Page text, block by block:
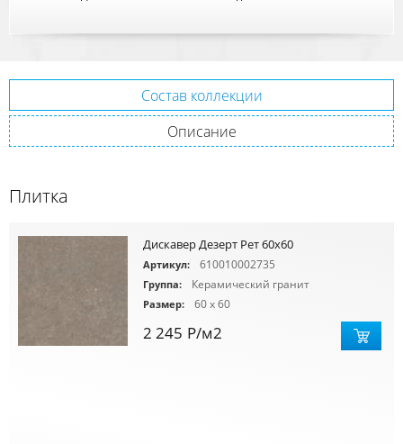
Состав коллекции
Описание
Плитка
Дискавер Дезерт Рет 60х60
Артикул: 610010002735
Группа: Керамический гранит
Размер: 60 x 60
2 245 Р/м2